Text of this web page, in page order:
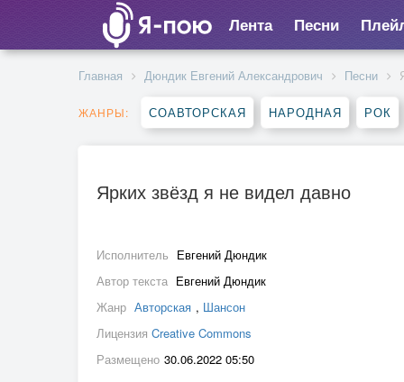
Лента Песни
Главная Дюндик Евгений Александрович Песни
ЖАНРЫ: СОАВТОРСКАЯ НАРОДНАЯ РОК
Ярких звёзд я не видел давно
Исполнитель Евгений Дюндик
Автор текста Евгений Дюндик
Жанр Авторская , Шансон
Лицензия Creative Commons
Размещено 30.06.2022 05:50